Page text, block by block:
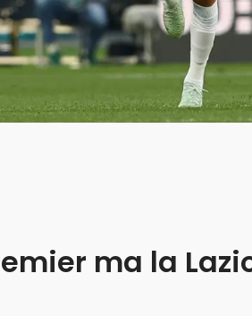
ma la